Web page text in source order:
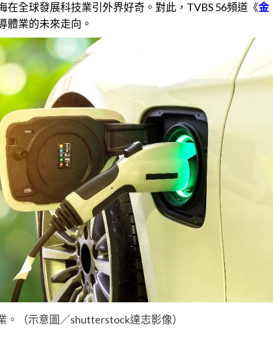
全球發展科技業引外界好奇。對此，TVBS 56頻道《金
體業的未來走向。
。（示意圖／shutterstock達志影像）